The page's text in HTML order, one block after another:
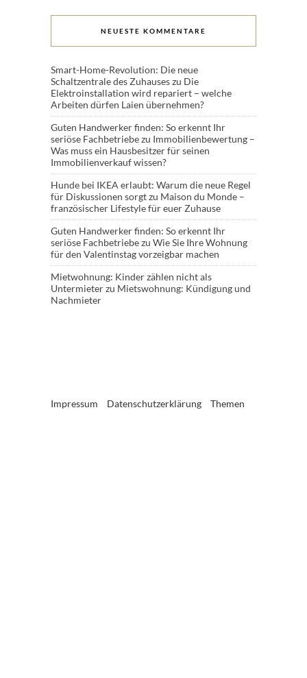
NEUESTE KOMMENTARE
Smart-Home-Revolution: Die neue
Schaltzentrale des Zuhauseszu Die
Elektroinstallation wird repariert – welche
Arbeiten dürfen Laien übernehmen?
Guten Handwerker finden: So erkennt Ihr
seriöse Fachbetriebezu Immobilienbewertung –
Was muss ein Hausbesitzer für seinen
Immobilienverkauf wissen?
Hunde bei IKEA erlaubt: Warum die neue Regel
für Diskussionen sorgtzu Maison du Monde –
französischer Lifestyle für euer Zuhause
Guten Handwerker finden: So erkennt Ihr
seriöse Fachbetriebezu Wie Sie Ihre Wohnung
für den Valentinstag vorzeigbar machen
Mietwohnung: Kinder zählen nicht als
Untermieterzu Mietswohnung: Kündigung und
Nachmieter
Impressum Datenschutzerklärung Themen